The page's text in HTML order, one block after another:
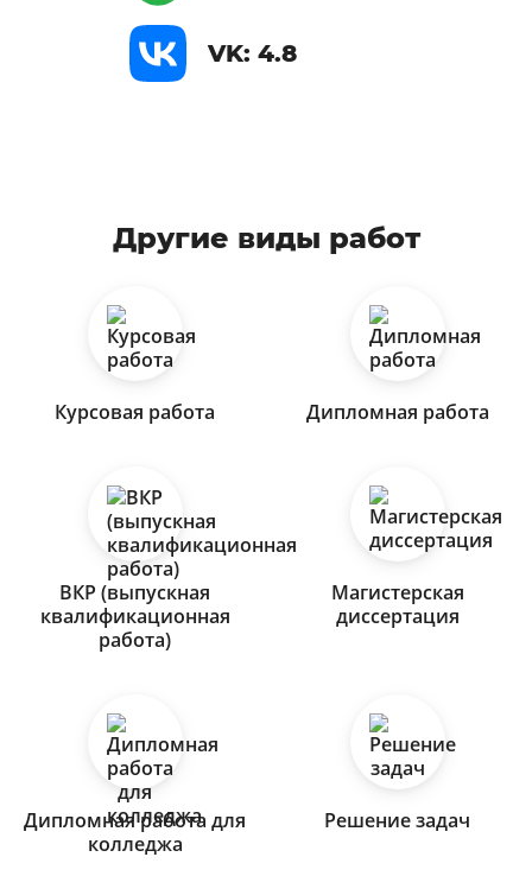
VK: 4.8
Другие виды работ
Курсовая работа Дипломная работа
ВКР (выпускная
квалификационная
работа)
Магистерская
диссертация
Дипломная работа для
колледжа
Решение задач